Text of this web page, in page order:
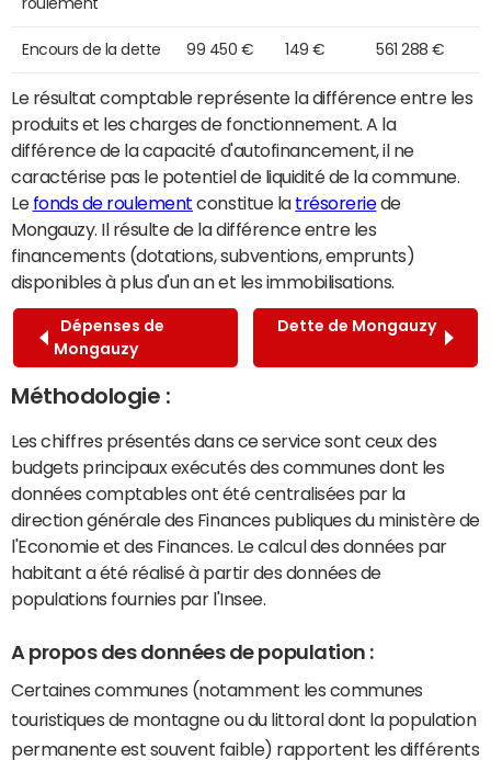
Encours de la dette 99 450 € 149 € 561 288 €
Le résultat comptable représente la différence entre les
produits et les charges de fonctionnement. A la
différence de la capacité d'autofinancement, il ne
caractérise pas le potentiel de liquidité de la commune.
Le fonds de roulement constitue la trésoreriede
Mongauzy. Il résulte de la différence entre les
financements (dotations, subventions, emprunts)
disponibles à plus d'un an et les immobilisations.
Dépenses de
Mongauzy
Dette de Mongauzy
Méthodologie :
Les chiffres présentés dans ce service sont ceux des
budgets principaux exécutés des communes dont les
données comptables ont été centralisées par la
direction générale des Finances publiques du ministère de
l'Economie et des Finances. Le calcul des données par
habitant a été réalisé à partir des données de
populations fournies par l'Insee.
A propos des données de population :
Certaines communes (notamment les communes
touristiques de montagne ou du littoral dont la population
permanente est souvent faible) rapportent les différents